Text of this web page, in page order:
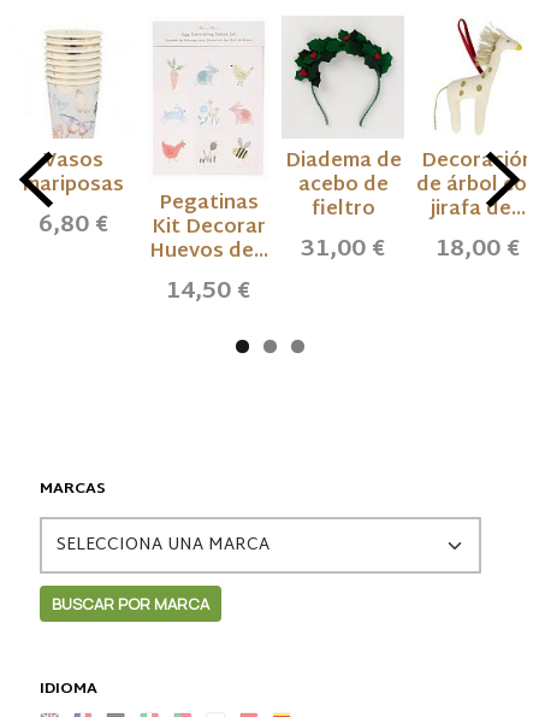
MARCAS
IDIOMA
Vasos
mariposas
6,80 €
Pegatinas
Kit Decorar
Huevos de...
14,50 €
Diadema de
acebo de
fieltro
31,00 €
Decoración
de árbol con
jirafa de...
18,00 €